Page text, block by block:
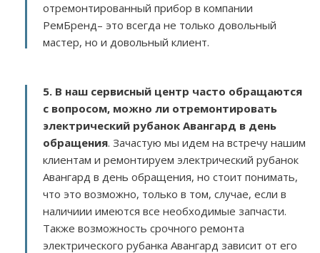
отремонтированный прибор в компании
РемБренд– это всегда не только довольный
мастер, но и довольный клиент.
5. В наш сервисный центр часто обращаются
с вопросом, можно ли отремонтировать
электрический рубанок Авангард в день
обращения. Зачастую мы идем на встречу нашим
клиентам и ремонтируем электрический рубанок
Авангард в день обращения, но стоит понимать,
что это возможно, только в том, случае, если в
наличиии имеются все необходимые запчасти.
Также возможность срочного ремонта
электрического рубанка Авангард зависит от его